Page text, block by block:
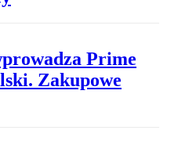
Prime
Zakupowe